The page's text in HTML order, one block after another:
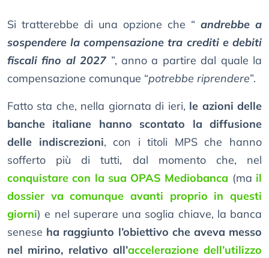
Si tratterebbe di una opzione che “ andrebbe a
sospendere la compensazione tra crediti e debiti
fiscali fino al 2027 ”, anno a partire dal quale la
compensazione comunque “potrebbe riprendere”.
Fatto sta che, nella giornata di ieri, le azioni delle
banche italiane hanno scontato la diffusione
delle indiscrezioni, con i titoli MPS che hanno
sofferto più di tutti, dal momento che, nel
conquistare con la sua OPAS Mediobanca (ma il
dossier va comunque avanti proprio in questi
giorni) e nel superare una soglia chiave, la banca
senese ha raggiunto l’obiettivo che aveva messo
nel mirino, relativo all’accelerazione dell’utilizzo